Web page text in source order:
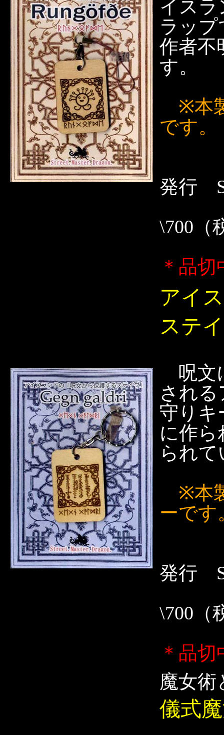
イスラ
ラップ
作者不
す。
※本
です。
発行
\700（
＊品切
アイ
ステ
呪文
され
守りキ
に作ら
られ
※本
ーです
発行
\700（
＊品切
魔女術
儀式